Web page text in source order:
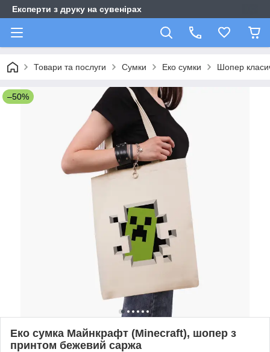
Експерти з друку на сувенірах
Товари та послуги Сумки Еко сумки Шопер
–50%
Еко сумка Майнкрафт (Minecraft), шопер з
принтом бежевий саржа